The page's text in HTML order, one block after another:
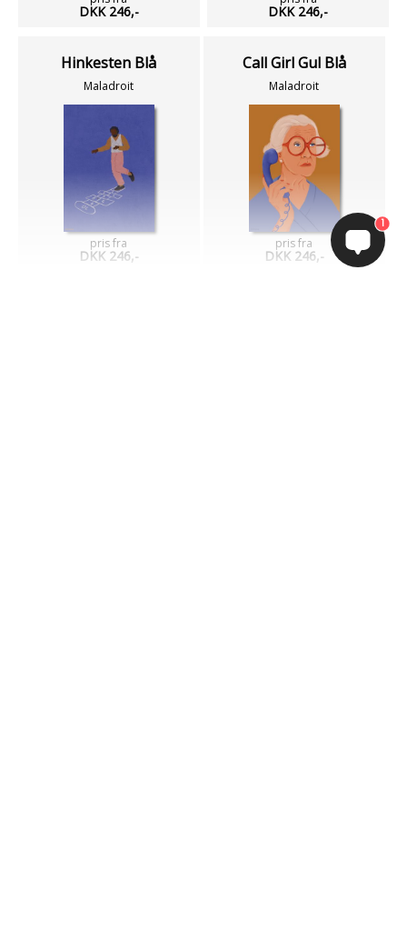
DKK 246,- DKK 246,-
Hinkesten Blå
Maladroit
pris fra
DKK 246,-
Call Girl Gul Blå
Maladroit
pris fra
DKK 246,-
1